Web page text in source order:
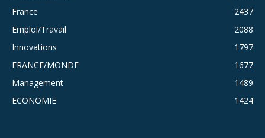
France
2437
Emploi/Travail
2088
Innovations
1797
FRANCE/MONDE
1677
Management
1489
ECONOMIE
1424